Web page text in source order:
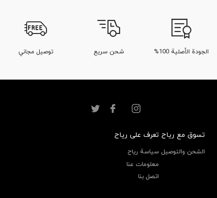
الجودة الأصلية 100% شحن سريع توصيل مجاني
تسوق مع رياح
الشحن والتوصيل
تعرف على رياح
سياسة رياح
معلومات عنا
اتصل بنا